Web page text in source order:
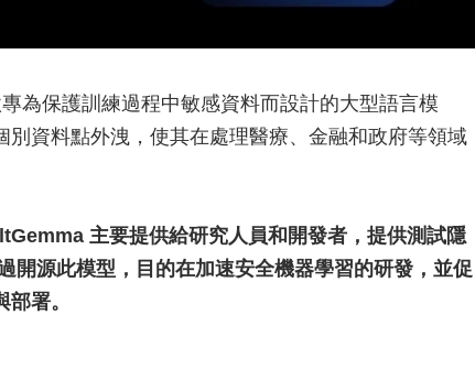
為保護訓練過程中敏感資料而設計的大型語言模
資料點外洩，使其在處理醫療、金融和政府等領域
主要提供給研究人員和開發者，提供測試隱
開源此模型，目的在加速安全機器學習的研發，並促
署。